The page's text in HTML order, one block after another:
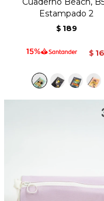
Estampado 2
$ 189
$